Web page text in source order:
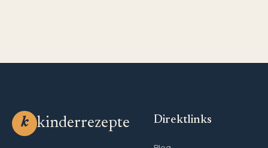
k kinderrezepte Direktlinks